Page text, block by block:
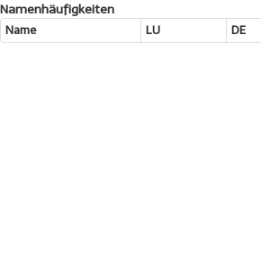
Namenhäufigkeiten
Name LU DE